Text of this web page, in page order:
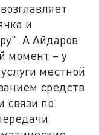
и
А Айдаров
момент – у
местной
средств
связи по